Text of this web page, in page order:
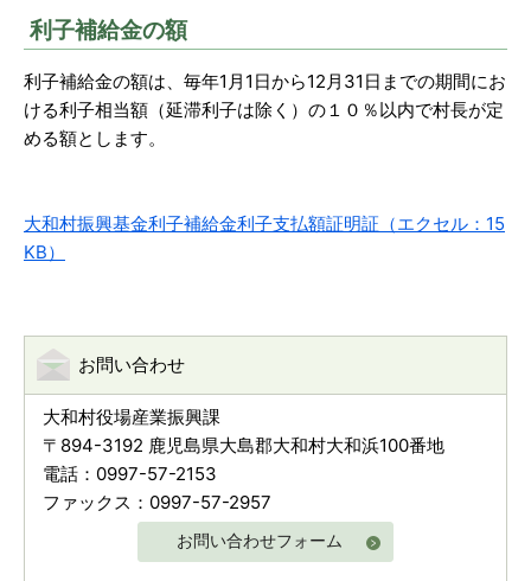
利子補給金の額
利子補給金の額は、毎年1月1日から12月31日までの期間にお
ける利子相当額（延滞利子は除く）の１０％以内で村長が定
める額とします。
大和村振興基金利子補給金利子支払額証明証（エクセル：15
KB）
お問い合わせ
大和村役場産業振興課
〒894-3192 鹿児島県大島郡大和村大和浜100番地
電話：0997-57-2153
ファックス：0997-57-2957
お問い合わせフォーム